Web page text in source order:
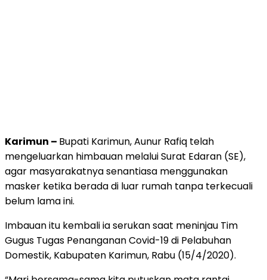
Karimun – Bupati Karimun, Aunur Rafiq telah
mengeluarkan himbauan melalui Surat Edaran (SE),
agar masyarakatnya senantiasa menggunakan
masker ketika berada di luar rumah tanpa terkecuali
belum lama ini.
Imbauan itu kembali ia serukan saat meninjau Tim
Gugus Tugas Penanganan Covid-19 di Pelabuhan
Domestik, Kabupaten Karimun, Rabu (15/4/2020).